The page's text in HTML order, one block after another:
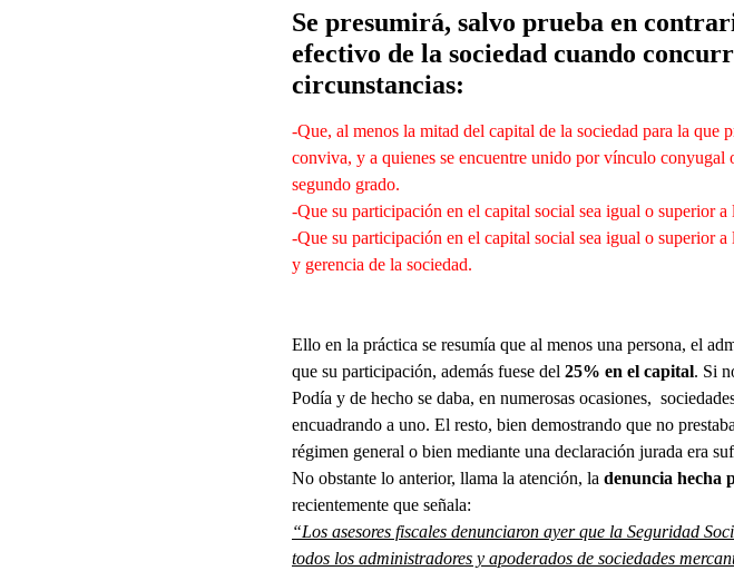
Se presumirá, salvo prueba en
efectivo de la sociedad cuando
circunstancias:
-Que, al menos la mitad del capital de la sociedad para la que
conviva, y a quienes se encuentre unido por vínculo
segundo grado.
-Que su participación en el capital social sea igual o superior a
-Que su participación en el capital social sea igual o superior
y gerencia de la sociedad.
Ello en la práctica se resumía que al menos una persona, el
que su participación, además fuese del 25% en el capital. Si
Podía y de hecho se daba, en numerosas ocasiones,
encuadrando a uno. El resto, bien demostrando que no
régimen general o bien mediante una declaración jurada era
No obstante lo anterior, llama la atención, la denuncia hecha
recientemente que señala:
“Los asesores fiscales denunciaron ayer que la Seguridad
todos los administradores y apoderados de sociedades